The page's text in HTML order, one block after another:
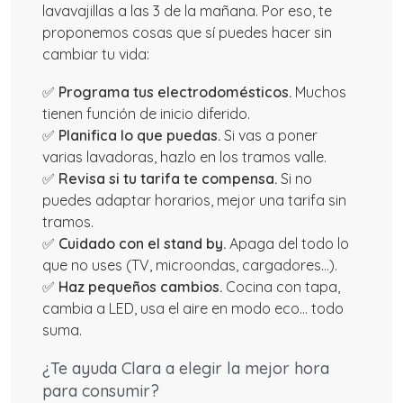
lavavajillas a las 3 de la mañana. Por eso, te
proponemos cosas que sí puedes hacer sin
cambiar tu vida:
✅ Programa tus electrodomésticos. Muchos
tienen función de inicio diferido.
✅ Planifica lo que puedas. Si vas a poner
varias lavadoras, hazlo en los tramos valle.
✅ Revisa si tu tarifa te compensa. Si no
puedes adaptar horarios, mejor una tarifa sin
tramos.
✅ Cuidado con el stand by. Apaga del todo lo
que no uses (TV, microondas, cargadores…).
✅ Haz pequeños cambios. Cocina con tapa,
cambia a LED, usa el aire en modo eco… todo
suma.
¿Te ayuda Clara a elegir la mejor hora
para consumir?